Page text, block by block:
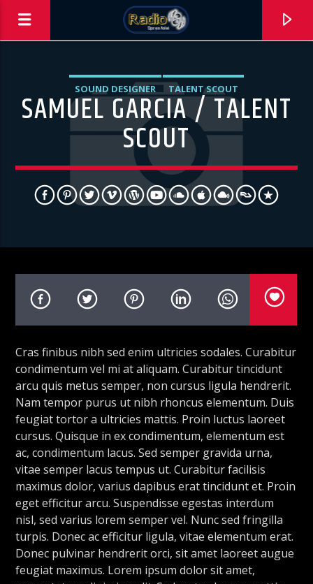
0:00
Radio69 Live
SOUND DESIGNER TALENT SCOUT
SAMUEL GARCIA / TALENT
SCOUT
Cras finibus nibh sed enim ultricies sodales. Curabitur
condimentum vel mi at aliquam. Curabitur tincidunt
arcu quis metus semper, non cursus ligula hendrerit.
Nam tempor purus ut nibh rhoncus elementum. Duis
feugiat tortor a ultricies mattis. Proin luctus laoreet
cursus. Quisque in ex condimentum, elementum est
ac, condimentum lacus. Sed semper gravida urna,
vitae semper lacus tempus ut. Curabitur facilisis
maximus dolor, varius dapibus erat tincidunt et. Proin
eget efficitur arcu. Suspendisse egestas interdum
nisl, sed varius lorem semper vel. Nunc sed fringilla
turpis. Donec ac efficitur ligula, vitae elementum erat.
Donec pulvinar hendrerit orci, sit amet laoreet augue
feugiat maximus. Lorem ipsum dolor sit amet,